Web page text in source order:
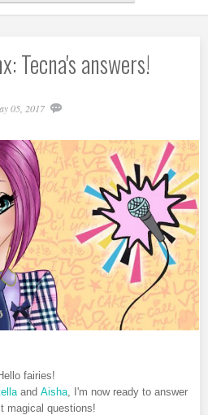
Tecna's answers!
05, 2017
fairies!
and Aisha, I'm now ready to answer
magical questions!